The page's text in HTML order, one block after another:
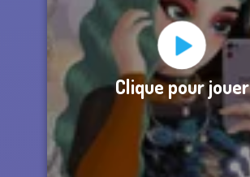
Clique pour jouer